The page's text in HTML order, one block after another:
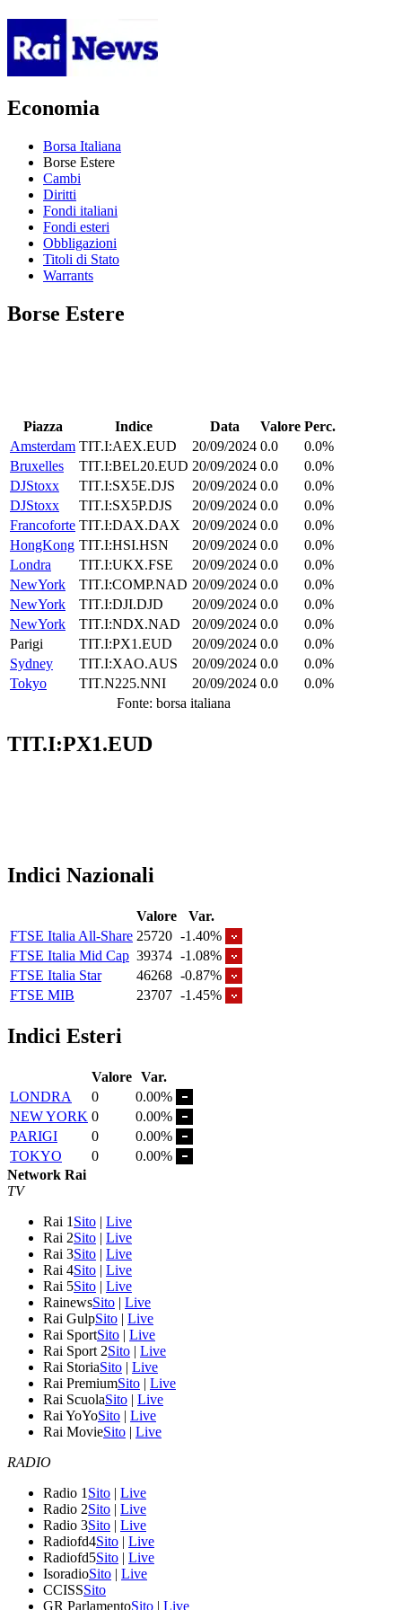
Economia
Borsa Italiana
Borse Estere
Cambi
Diritti
Fondi italiani
Fondi esteri
Obbligazioni
Titoli di Stato
Warrants
Borse Estere
Piazza Indice Data Valore Perc.
Amsterdam TIT.I:AEX.EUD 20/09/2024 0.0
0.0%
Bruxelles
TIT.I:BEL20.EUD 20/09/2024 0.0
0.0%
DJStoxx
TIT.I:SX5E.DJS 20/09/2024 0.0
0.0%
DJStoxx
TIT.I:SX5P.DJS 20/09/2024 0.0
0.0%
Francoforte TIT.I:DAX.DAX 20/09/2024 0.0
0.0%
HongKong TIT.I:HSI.HSN 20/09/2024 0.0
0.0%
Londra
TIT.I:UKX.FSE 20/09/2024 0.0
0.0%
NewYork
TIT.I:COMP.NAD 20/09/2024 0.0
0.0%
NewYork
TIT.I:DJI.DJD 20/09/2024 0.0
0.0%
NewYork
TIT.I:NDX.NAD 20/09/2024 0.0
0.0%
Parigi
TIT.I:PX1.EUD 20/09/2024 0.0
0.0%
Sydney
TIT.I:XAO.AUS 20/09/2024 0.0
0.0%
Tokyo
TIT.N225.NNI 20/09/2024 0.0
0.0%
Fonte: borsa italiana
TIT.I:PX1.EUD
Indici Nazionali
Valore
Var.
FTSE Italia All-Share 25720 -1.40%
FTSE Italia Mid Cap 39374 -1.08%
FTSE Italia Star
46268 -0.87%
FTSE MIB
23707 -1.45%
Indici Esteri
Valore Var.
LONDRA
0
0.00%
NEW YORK 0
0.00%
PARIGI
0
0.00%
TOKYO
0
0.00%
Network Rai
TV
Rai 1 Sito | Live
Rai 2Sito | Live
Rai 3Sito | Live
Rai 4Sito | Live
Rai 5Sito | Live
RainewsSito | Live
Rai GulpSito | Live
Rai SportSito | Live
Rai Sport 2Sito | Live
Rai StoriaSito | Live
Rai PremiumSito | Live
Rai ScuolaSito | Live
Rai YoYoSito | Live
Rai MovieSito | Live
RADIO
Radio 1 Sito | Live
Radio 2Sito | Live
Radio 3Sito | Live
Radiofd4Sito | Live
Radiofd5Sito | Live
IsoradioSito | Live
CCISSSito
GR ParlamentoSito | Live